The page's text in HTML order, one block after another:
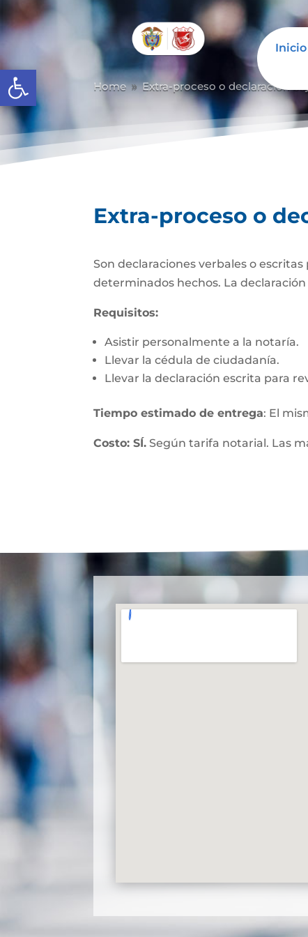
Abrir barra de herramientas
Inicio
Home 9 Extra-proceso o declaración
Extra-proceso o
Son declaraciones verbales o
determinados hechos. La
Requisitos:
Asistir personalmente a la notaría.
Llevar la cédula de ciudadanía.
Llevar la declaración escrita para
Tiempo estimado de entrega: El
Costo: SÍ. Según tarifa notarial. Las